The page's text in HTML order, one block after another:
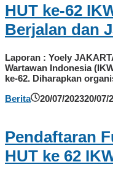
HUT ke-62
Berjalan dan
Laporan : Yoely
Wartawan Indonesia
ke-62. Diharapkan
Berita
20/07/202320/07/
Pendaftaran
HUT ke 62